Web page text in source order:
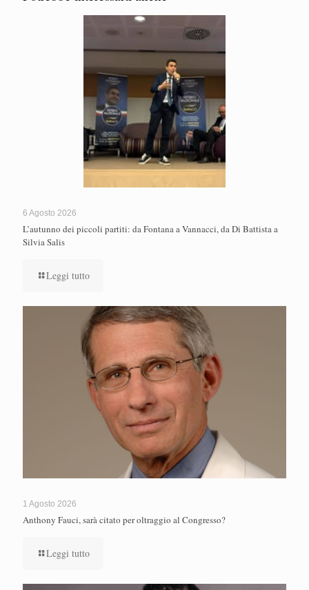
6 Agosto 2026
L’autunno dei piccoli partiti: da Fontana a Vannacci, da Di Battista a
Silvia Salis
Leggi tutto
1 Agosto 2026
Anthony Fauci, sarà citato per oltraggio al Congresso?
Leggi tutto